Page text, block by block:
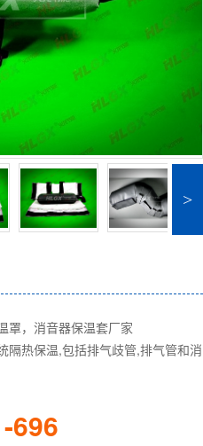
>
罩，消音器保温套厂家
隔热保温,包括排气歧管,排气管和消
696